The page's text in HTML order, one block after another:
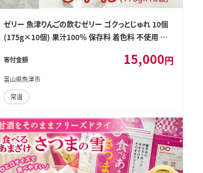
ゼリー 魚津りんごの飲むゼリー ゴクっとじゅれ 10個
(175g×10個) 果汁100％ 保存料 着色料 不使用 デ
檎 富山 富山県
寄付金額 15,000円
富山県魚津市
常温